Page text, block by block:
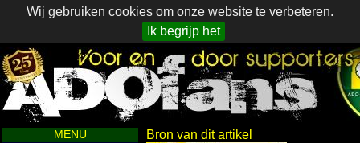
Wij gebruiken cookies om onze website te verbeteren.
Ik begrijp het
MENU
Bron van dit artikel